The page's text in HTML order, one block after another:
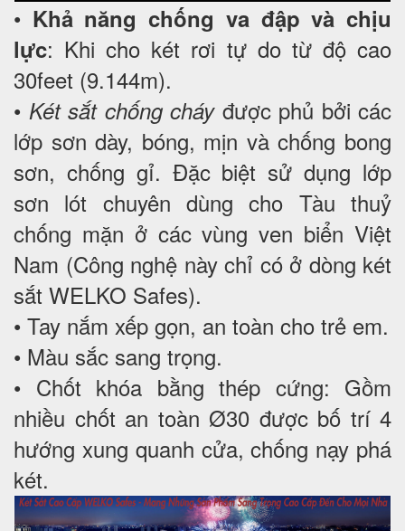
• Khả năng chống va đập và chịu
lực: Khi cho két rơi tự do từ độ cao
30feet (9.144m).
• Két sắt chống cháyđược phủ bởi các
lớp sơn dày, bóng, mịn và chống bong
sơn, chống gỉ. Đặc biệt sử dụng lớp
sơn lót chuyên dùng cho Tàu thuỷ
chống mặn ở các vùng ven biển Việt
Nam (Công nghệ này chỉ có ở dòng két
sắt WELKO Safes).
• Tay nắm xếp gọn, an toàn cho trẻ em.
• Màu sắc sang trọng.
• Chốt khóa bằng thép cứng: Gồm
nhiều chốt an toàn Ø30 được bố trí 4
hướng xung quanh cửa, chống nạy phá
két.